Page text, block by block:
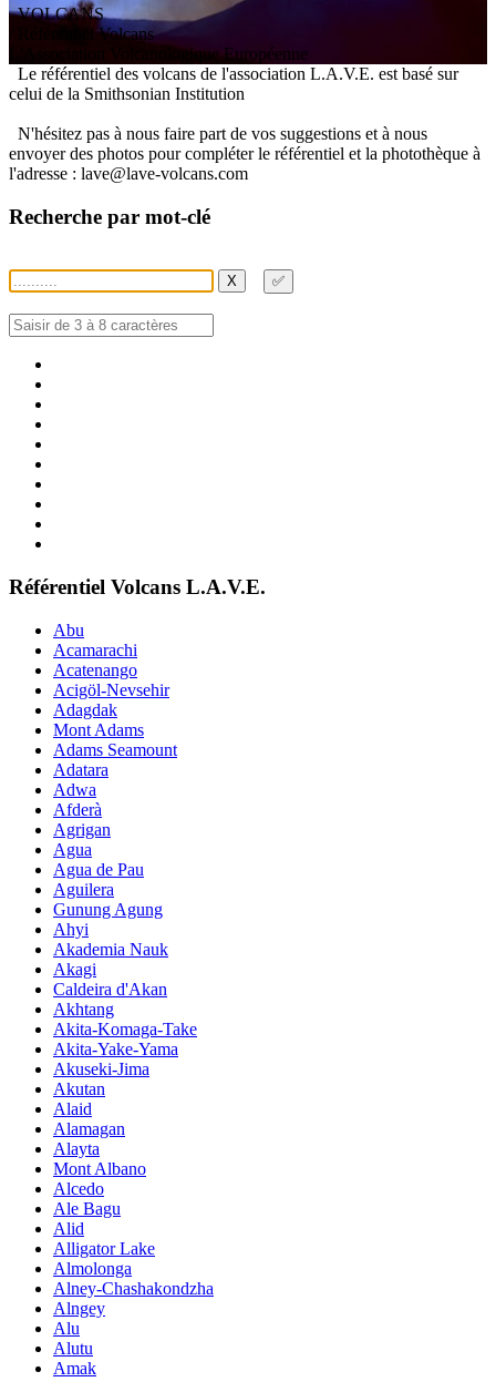
VOLCANS
/ Référentiel Volcans
ssociation V olcanologiqueEuropéenne
Le référentiel des volcans de l'association L.A.V.E. est basé sur
celui de la Smithsonian Institution
N'hésitez pas à nous faire part de vos suggestions et à nous
envoyer des photos pour compléter le référentiel et la photothèque à
l'adresse : lave@lave-volcans.com
Recherche par mot-clé
X ✅
Référentiel Volcans L.A.V.E.
Abu
Acamarachi
Acatenango
Acigöl-Nevsehir
Adagdak
Mont Adams
Adams Seamount
Adatara
Adwa
Afderà
Agrigan
Agua
Agua de Pau
Aguilera
Gunung Agung
Ahyi
Akademia Nauk
Akagi
Caldeira d'Akan
Akhtang
Akita-Komaga-Take
Akita-Yake-Yama
Akuseki-Jima
Akutan
Alaid
Alamagan
Alayta
Mont Albano
Alcedo
Ale Bagu
Alid
Alligator Lake
Almolonga
Alney-Chashakondzha
Alngey
Alu
Alutu
Amak